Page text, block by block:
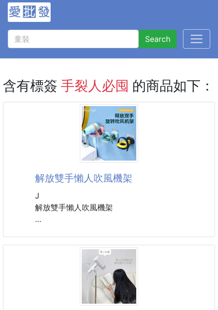
Search
含有標簽 手裂人必囤 的商品如下：
解放雙手懶人吹風機架
J
解放雙手懶人吹風機架
顏色：三色隨機出貨
居家好物、可旋轉吹風機架
整理收納、繫帶設計、釋放雙手